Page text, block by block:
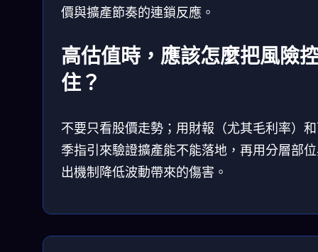
價與擴產節奏的連鎖反應。
高估值時，應該怎麼把風險
住？
不要只看股價走勢；用財報（尤其毛利率）
季指引來驗證擴產能不能落地，再用分層部
出機制降低波動帶來的傷害。